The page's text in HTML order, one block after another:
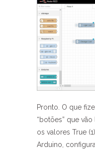
Pronto. O que
“botões” que
os valores True
Arduino,